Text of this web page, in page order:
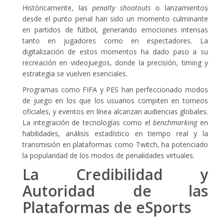
Históricamente, laspenalty shootoutso lanzamientos
desde el punto penal han sido un momento culminante
en partidos de fútbol, generando emociones intensas
tanto en jugadores como en espectadores. La
digitalización de estos momentos ha dado paso a su
recreación en videojuegos, donde la precisión, timing y
estrategia se vuelven esenciales.
Programas como FIFA y PES han perfeccionado modos
de juego en los que los usuarios compiten en torneos
oficiales, y eventos en línea alcanzan audiencias globales.
La integración de tecnologías como elbenchmarkingen
habilidades, análisis estadístico en tiempo real y la
transmisión en plataformas como Twitch, ha potenciado
la popularidad de los modos de penalidades virtuales.
La Credibilidad y
Autoridad de las
Plataformas de eSports